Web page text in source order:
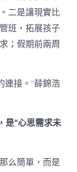
二是讓現實比
班，拓展孩子
；假期前兩周
連接。”薛錦浩
是“心思需求未
么簡單，而是